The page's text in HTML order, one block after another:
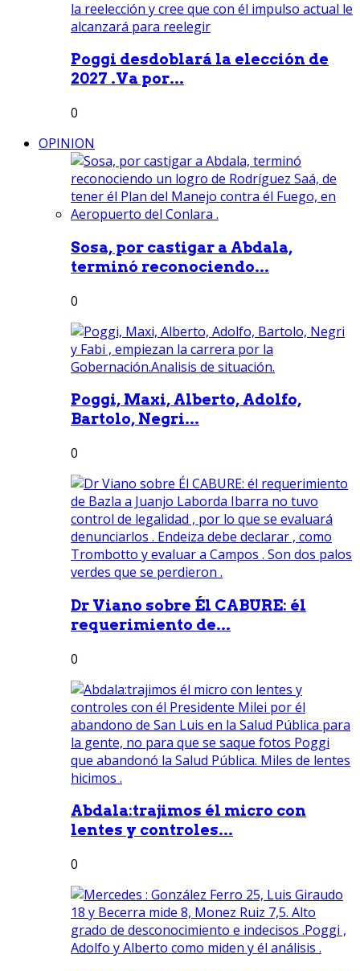
Poggi desdoblará la elección de
2027 .Va por...
0
OPINION
Sosa, por castigar a Abdala,
terminó reconociendo...
0
Poggi, Maxi, Alberto, Adolfo,
Bartolo, Negri...
0
Dr Viano sobre Él CABURE: él
requerimiento de...
0
Abdala:trajimos él micro con
lentes y controles...
0